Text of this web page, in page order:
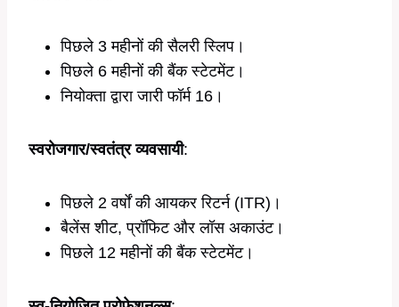
पिछले 3 महीनों की सैलरी स्लिप।
पिछले 6 महीनों की बैंक स्टेटमेंट।
नियोक्ता द्वारा जारी फॉर्म 16।
स्वरोजगार/स्वतंत्र व्यवसायी:
पिछले 2 वर्षों की आयकर रिटर्न (ITR)।
बैलेंस शीट, प्रॉफिट और लॉस अकाउंट।
पिछले 12 महीनों की बैंक स्टेटमेंट।